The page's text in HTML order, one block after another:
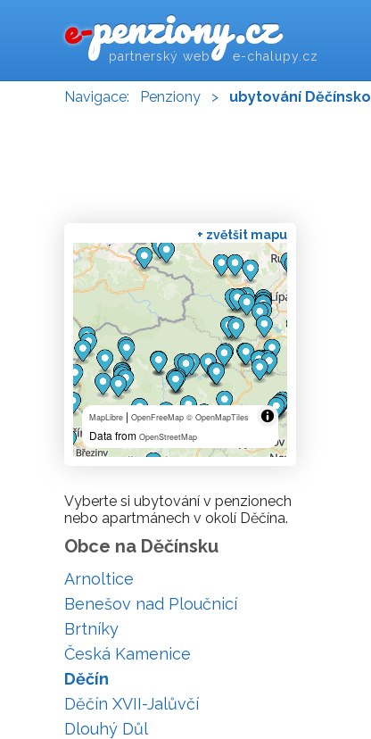
e-penziony.cz
partnerský web e-chalupy.cz
Navigace: Penziony > ubytování Děčínsko
+ zvětšit mapu
MapLibre | OpenFreeMap © OpenMapTiles
Data from OpenStreetMap
Vyberte si ubytování v penzionech
nebo apartmánech v okolí Děčína.
Obce na Děčínsku
Arnoltice
Benešov nad Ploučnicí
Brtníky
Česká Kamenice
Děčín
Děčín XVII-Jalůvčí
Dlouhý Důl